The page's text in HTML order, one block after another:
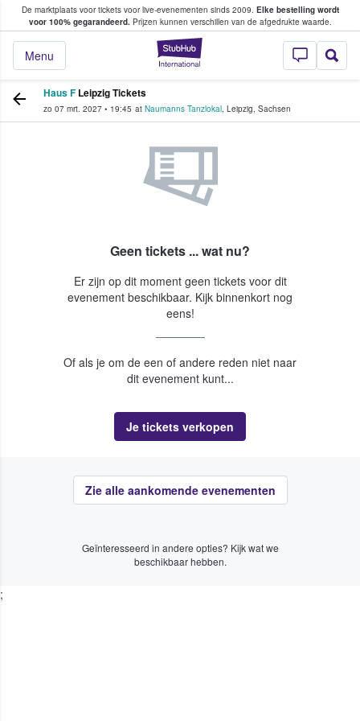
De marktplaats voor tickets voor live-evenementen sinds 2009. Elke bestelling wordt
voor 100% gegarandeerd.Prijzen kunnen verschillen van de afgedrukte waarde.
StubHub: waar
Menu
tickets kopen en verkopen
Haus F Leipzig Tickets
zo 07 mrt. 2027 • 19:45 at Naumanns Tanzlokal, Leipzig, Sachsen
Geen tickets ... wat nu?
Er zijn op dit moment geen tickets voor dit
evenement beschikbaar. Kijk binnenkort nog
eens!
Of als je om de een of andere reden niet naar
dit evenement kunt...
Je tickets verkopen
Zie alle aankomende evenementen
Geïnteresseerd in andere opties? Kijk wat we
beschikbaar hebben.
;